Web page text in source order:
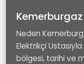
Neden
Elektrikçi Ustasıyla
bölgesi, tarihi ve